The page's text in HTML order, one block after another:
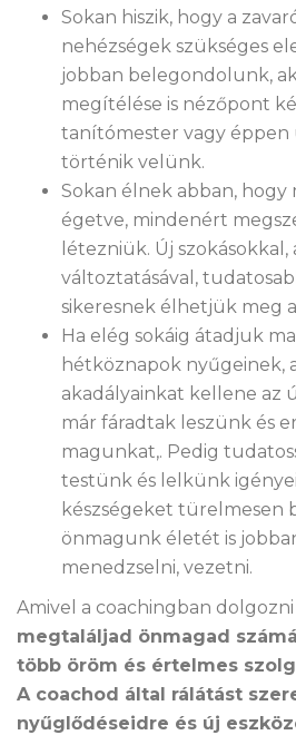
Sokan hiszik, hogy a
nehézségek szükséges
jobban belegondolunk,
megítélése is nézőpont
tanítómester vagy éppen
történik velünk.
Sokan élnek abban, hogy
égetve, mindenért
létezniük. Új
változtatásával,
sikeresnek élhetjük meg
Ha elég sokáig átadjuk
hétköznapok nyűgeinek,
akadályainkat kellene az
már fáradtak leszünk és
magunkat,. Pedig
testünk és lelkünk
készségeket türelmesen
önmagunk életét is
menedzselni, vezetni.
Amivel a coachingban
megtaláljad önmagad
több öröm és értelmes
A coachod által rálátást
nyűglődéseidre és új